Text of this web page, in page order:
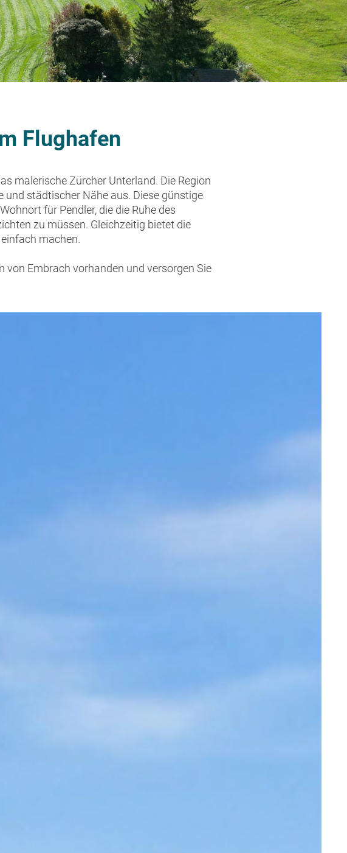
Flughafen
malerische Zürcher Unterland. Die Region
städtischer Nähe aus. Diese günstige
für Pendler, die die Ruhe des
zu müssen. Gleichzeitig bietet die
machen.
Embrach vorhanden und versorgen Sie